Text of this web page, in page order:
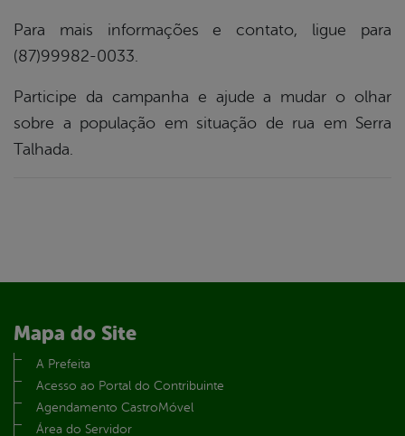
Para mais informações e contato, ligue para
(87)99982-0033.
Participe da campanha e ajude a mudar o olhar
sobre a população em situação de rua em Serra
Talhada.
Mapa do Site
A Prefeita
Acesso ao Portal do Contribuinte
Agendamento CastroMóvel
Área do Servidor